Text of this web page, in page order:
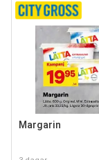
Margarin